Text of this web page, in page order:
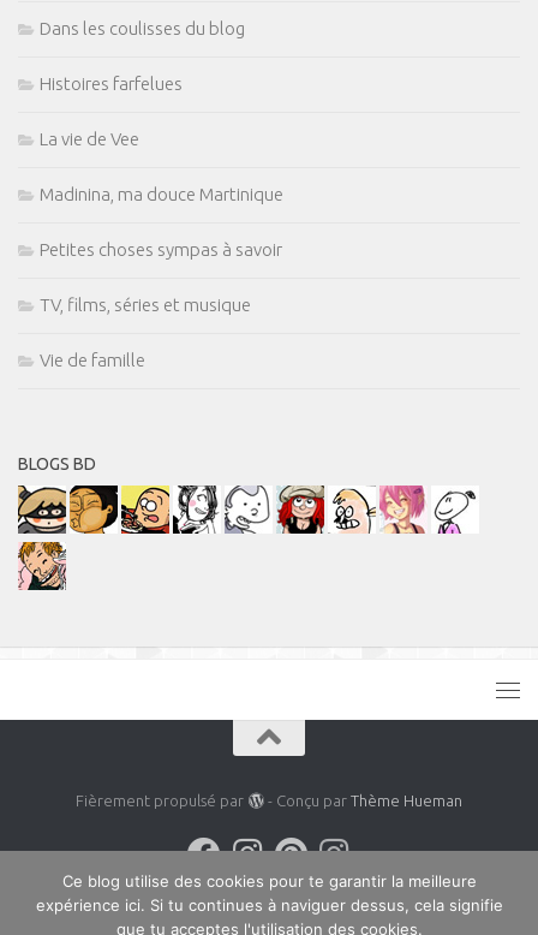
Dans les coulisses du blog
Histoires farfelues
La vie de Vee
Madinina, ma douce Martinique
Petites choses sympas à savoir
TV, films, séries et musique
Vie de famille
BLOGS BD
Fièrement propulsé par - Conçu par Thème Hueman
Ce blog utilise des cookies pour te garantir la meilleure
expérience ici. Si tu continues à naviguer dessus, cela signifie
que tu acceptes l'utilisation des cookies.